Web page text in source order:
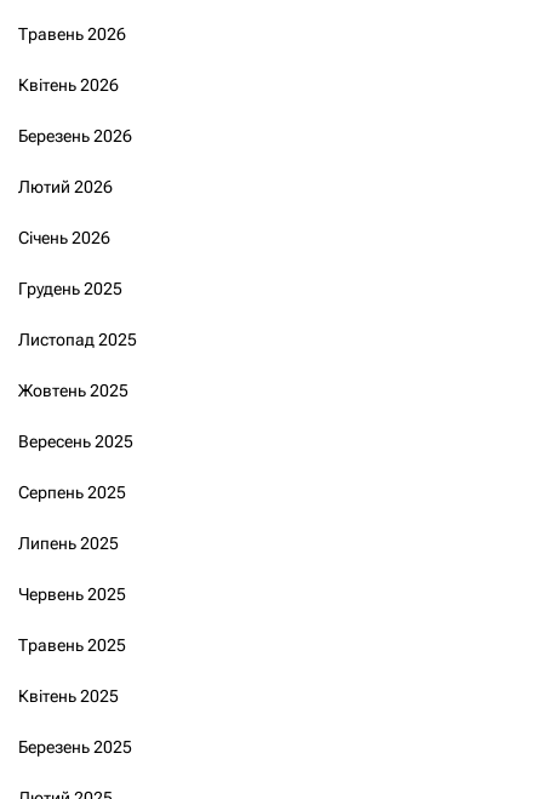
Травень 2026
Квітень 2026
Березень 2026
Лютий 2026
Січень 2026
Грудень 2025
Листопад 2025
Жовтень 2025
Вересень 2025
Серпень 2025
Липень 2025
Червень 2025
Травень 2025
Квітень 2025
Березень 2025